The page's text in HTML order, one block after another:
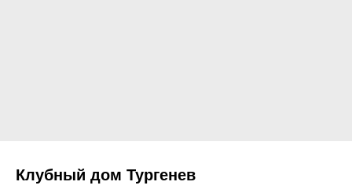
Клубный дом Тургенев